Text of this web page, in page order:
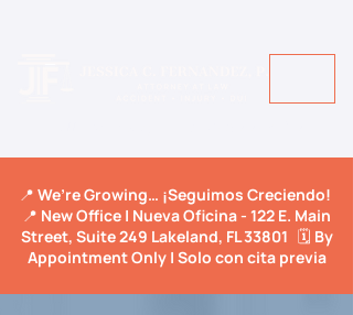
📍 We’re Growing… ¡Seguimos Creciendo!
📍 New Office | Nueva Oficina - 122 E. Main
Street, Suite 249 Lakeland, FL 33801 🗓️ By
Appointment Only | Solo con cita previa